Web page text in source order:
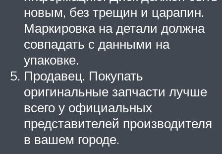
новым, без трещин и царапин.
Маркировка на детали должна
совпадать с данными на
упаковке.
Продавец. Покупать
оригинальные запчасти лучше
всего у официальных
представителей производителя
в вашем городе.